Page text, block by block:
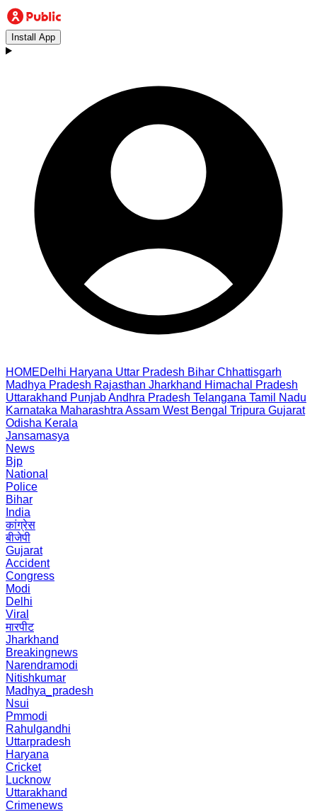
Install App
HOMEDelhi Haryana Uttar Pradesh Bihar Chhattisgarh
Madhya Pradesh Rajasthan Jharkhand Himachal Pradesh
Uttarakhand PunjabAndhra Pradesh Telangana Tamil Nadu
Karnataka Maharashtra Assam West Bengal Tripura Gujarat
Odisha Kerala
Jansamasya
News
Bjp
National
Police
Bihar
India
कांग्रेस
बीजेपी
Gujarat
Accident
Congress
Modi
Delhi
Viral
मारपीट
Jharkhand
Breakingnews
Narendramodi
Nitishkumar
Madhya_pradesh
Nsui
Pmmodi
Rahulgandhi
Uttarpradesh
Haryana
Cricket
Lucknow
Uttarakhand
Crimenews